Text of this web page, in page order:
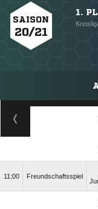
SAISON
20/21
1.
11:00 Freundschaftsspiel